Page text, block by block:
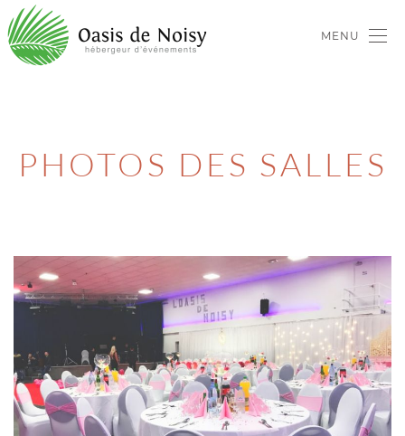
MENU
PHOTOS DES SALLES